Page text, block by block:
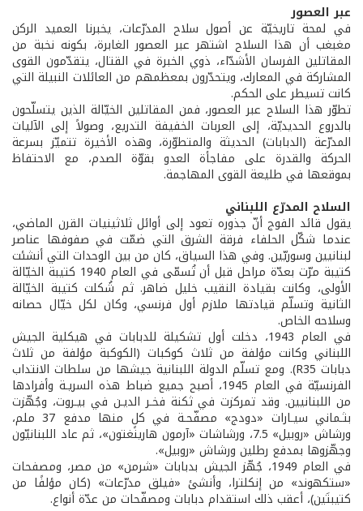
عبر العصور
في لمحة تاريخيّة عن أصول سلاح المدرّعات، يخبرنا العميد الركن
مغبغب أن هذا السلاح اشتهر عبر العصور الغابرة، بكونه نخبة من
المقاتلين الفرسان الأشدّاء، ذوي الخبرة في القتال، يتقدّمون القوى
المشاركة في المعارك، ويتحدّرون بمعظمهم من العائلات النبيلة التي
كانت تسيطر على الحكم.
تطوّر هذا السلاح عبر العصور، فمن المقاتلين الخيّالة الذين يتسلّحون
بالدروع الحديديّة، إلى العربات الخفيفة التدريع، وصولاً إلى الآليات
المدرّعة (الدبابات) الحديثة والمتطوّرة، وهذه الأخيرة تتميّز بسرعة
الحركة والقدرة على مفاجأة العدو بقوّة الصدم، مع الاحتفاظ
بموقعها في طليعة القوى المهاجمة.
السلاح المدرّع اللبناني
يقول قائد الفوج أنّ جذوره تعود إلى أوائل ثلاثينيات القرن الماضي،
عندما شكّل الحلفاء فرقة الشرق التي ضمّت في صفوفها عناصر
لبنانيين وسوريّين. وفي هذا السياق، كان من بين الوحدات التي أنشئت
كتيبة مرّت بعدّة مراحل قبل أن تُسمّى في العام 1940 كتيبة الخيّالة
الأولى، وكانت بقيادة النقيب خليل ضاهر. ثم شُكلت كتيبة الخيّالة
الثانية وتسلّم قيادتها ملازم أول فرنسي، وكان لكل خيّال حصانه
وسلاحه الخاص.
في العام 1943، دخلت أول تشكيلة للدبابات في هيكلية الجيش
اللبناني وكانت مؤلفة من ثلاث كوكبات (الكوكبة مؤلفة من ثلاث
دبابات R35). ومع تسلّم الدولة اللبنانية جيشها من سلطات الانتداب
الفرنسيّة في العام 1945، أصبح جميع ضباط هذه السريـة وأفرادها
من اللبنانيين. وقد تمركزت في ثكنة فخـر الديـن في بيـروت، وجُهّزت
بثـماني سيـارات «دودج» مصفّحـة في كلٍ منها مدفع 37 ملم،
ورشاش «روبيل» 7.5، ورشاشات «آرمون هارينغتون»، ثم عاد اللبنانيّون
وجهّزوها بمدفع رطلين ورشاش «روبيل».
في العام 1949، جُهّز الجيش بدبابات «شرمن» من مصر، ومصفحات
«ستكهوند» من إنكلترا، وأنشئ «فيلق مدرّعات» (كان مؤلفًا من
كتيبتَين)، أعقب ذلك استقدام دبابات ومصفّحات من عدّة أنواع.